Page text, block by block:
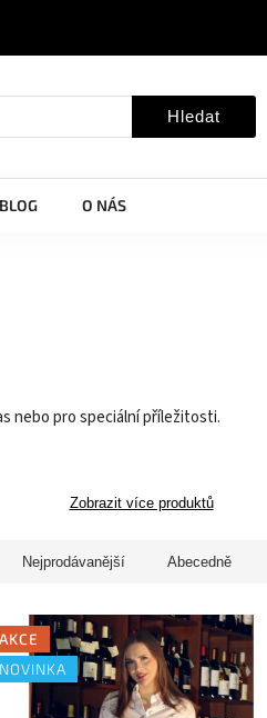
Hledat
BLOG O NÁS
nebo pro speciální příležitosti.
Zobrazit více produktů
Nejprodávanější Abecedně
AKCE
NOVINKA